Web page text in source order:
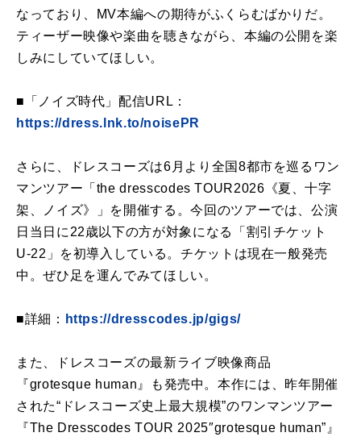
なっており、MV本編への期待がふくらむばかりだ。
ティーザー映像や楽曲を聴きながら、本編の公開を楽
しみにしていてほしい。
■「ノイズ時代」配信URL：
https://dress.lnk.to/noisePR
さらに、ドレスコーズは6月より全国8都市を巡るワン
マンツアー「the dresscodes TOUR2026《夏、十字
架、ノイズ》」を開催する。今回のツアーでは、公演
日当日に22歳以下の方が対象になる「割引チケット
U-22」を初導入している。チケットは現在一般発売
中。ぜひ足を運んでみてほしい。
■詳細： https://dresscodes.jp/gigs/
また、ドレスコーズの最新ライブ映像商品
『grotesque human』も発売中。本作には、昨年開催
された“ドレスコーズ史上最大規模”のワンマンツアー
『The Dresscodes TOUR 2025″grotesque human”』